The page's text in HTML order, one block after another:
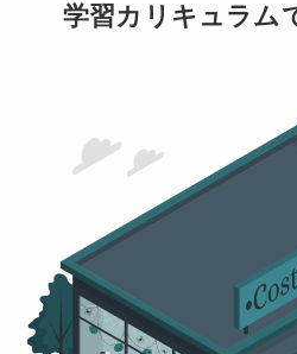
学習カリキュラム